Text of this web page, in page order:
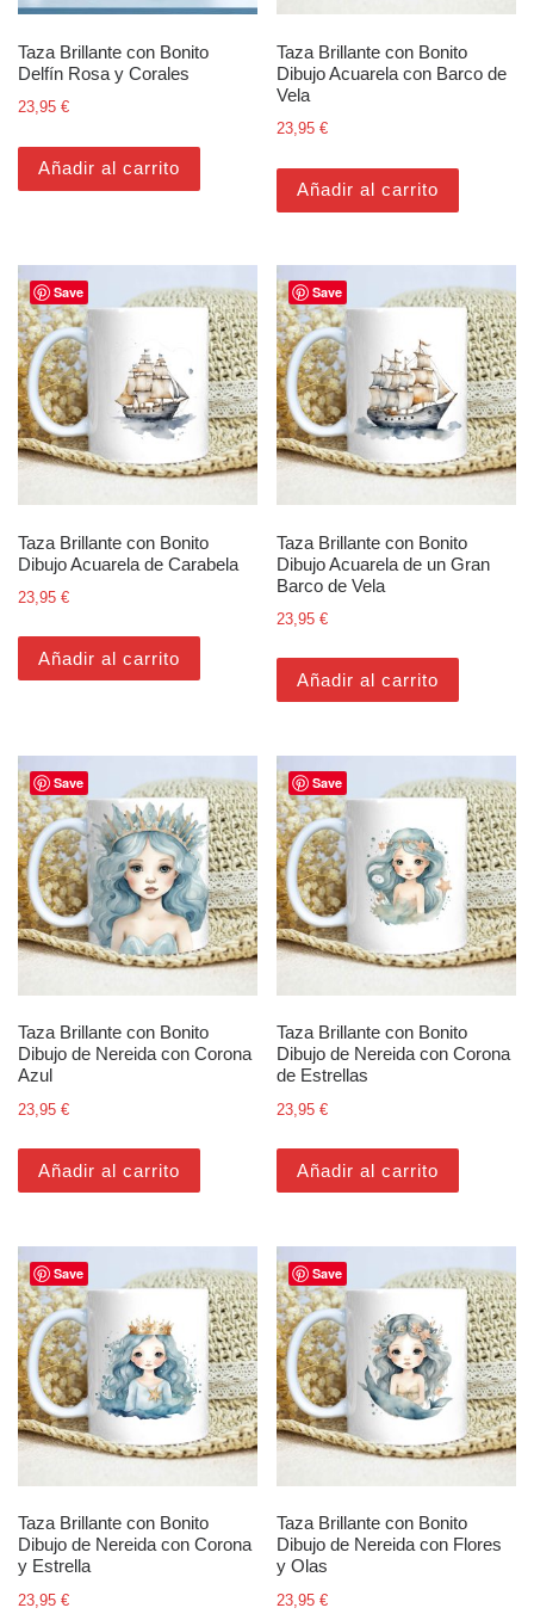
Taza Brillante con Bonito
Delfín Rosa y Corales
23,95 €
Añadir al carrito
Taza Brillante con Bonito
Dibujo Acuarela con Barco de
Vela
23,95€
Añadir al carrito
Save
Taza Brillante con Bonito
Dibujo Acuarela de Carabela
23,95 €
Añadir al carrito
Save
Taza Brillante con Bonito
Dibujo Acuarela de un Gran
Barco de Vela
23,95€
Añadir al carrito
Save
Taza Brillante con Bonito
Dibujo de Nereida con Corona
Azul
23,95 €
Añadir al carrito
Save
Taza Brillante con Bonito
Dibujo de Nereida con Corona
de Estrellas
23,95€
Añadir al carrito
Save
Taza Brillante con Bonito
Dibujo de Nereida con Corona
y Estrella
23,95 €
Save
Taza Brillante con Bonito
Dibujo de Nereida con Flores
y Olas
23,95€